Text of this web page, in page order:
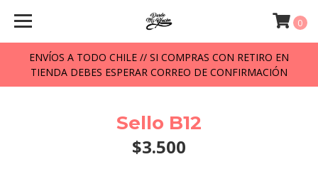
ENVÍOS A TODO CHILE // SI COMPRAS CON RETIRO EN
TIENDA DEBES ESPERAR CORREO DE CONFIRMACIÓN
0
Sello B12
$3.500